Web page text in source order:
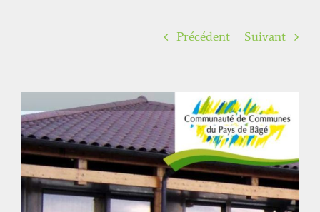
Précédent Suivant
l'image
agrandie